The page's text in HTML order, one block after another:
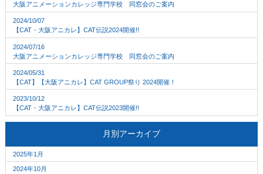
大阪アニメーションカレッジ専門学校 同窓会のご案内
2024/10/07
【CAT・大阪アニカレ】CAT伝説2024開催!!
2024/07/16
大阪アニメーションカレッジ専門学校 同窓会のご案内
2024/05/31
【CAT】【大阪アニカレ】CAT GROUP祭り 2024開催！
2023/10/12
【CAT・大阪アニカレ】CAT伝説2023開催!!
月別アーカイブ
2025年1月
2024年10月